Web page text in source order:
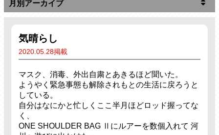
気晴らし
2020.05.28掲載
マスク、消毒、外出自粛とあきるほど聞いた。
ようやく緊急事態も解除されもとの生活に戻ろうと
している。
自分はなにかと忙しくここ半月ほどロッド握ってな
く、
ONE SHOULDER BAG Ⅱにルアーを数個入れて 河